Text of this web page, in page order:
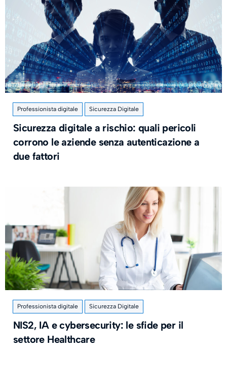
Professionista digitale Sicurezza Digitale
Sicurezza digitale a rischio: quali pericoli
corrono le aziende senza autenticazione a
due fattori
Professionista digitale Sicurezza Digitale
NIS2, IA e cybersecurity: le sfide per il
settore Healthcare